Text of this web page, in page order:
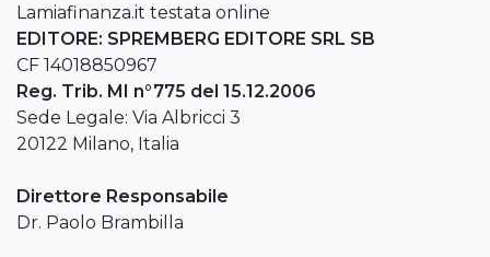
Lamiafinanza.it testata online
EDITORE: SPREMBERG EDITORE SRL SB
CF 14018850967
Reg. Trib. MI n°775 del 15.12.2006
Sede Legale: Via Albricci 3
20122 Milano, Italia
Direttore Responsabile
Dr. Paolo Brambilla